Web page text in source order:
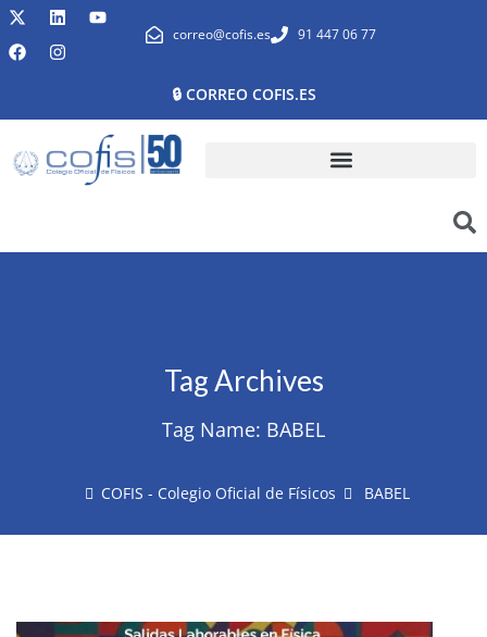
correo@cofis.es 91 447 06 77
🔒 CORREO COFIS.ES
Tag Archives
Tag Name: BABEL
COFIS - Colegio Oficial de Físicos BABEL